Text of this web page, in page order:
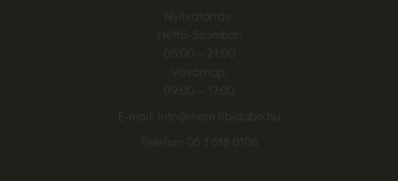
Nyitvatartás:
Hétfő-Szombat:
08:00
– 21:00
Vasárnap:
09:00 – 17:00
E-mail: info@mom.tibidabo.hu
Telefon: 06 1 618 0106